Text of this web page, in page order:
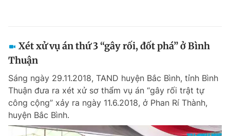
Xét xử vụ án thứ 3 “gây rối, đốt phá” ở Bình
Thuận
Sáng ngày 29.11.2018, TAND huyện Bắc Bình, tỉnh Bình
Thuận đưa ra xét xử sơ thẩm vụ án “gây rối trật tự
công cộng” xảy ra ngày 11.6.2018, ở Phan Rí Thành,
huyện Bắc Bình.